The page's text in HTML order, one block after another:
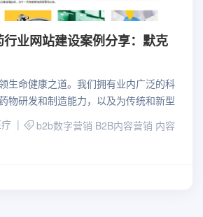
业网站建设案例分享：默克
生命健康之道。我们拥有业内广泛的科
物研发和制造能力，以及为传统和新型
测试服务的完全一体化服务平台。
b2b数字营销 B2B内容营销 内容